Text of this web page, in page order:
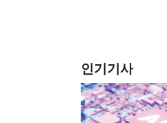
인기기사